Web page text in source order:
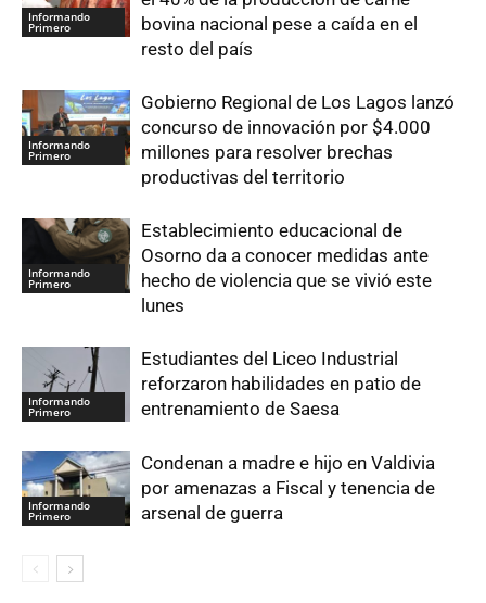
Informando
Primero
bovina nacional pese a caída en el
resto del país
Informando
Primero
Gobierno Regional de Los Lagos lanzó
concurso de innovación por $4.000
millones para resolver brechas
productivas del territorio
Informando
Primero
Establecimiento educacional de
Osorno da a conocer medidas ante
hecho de violencia que se vivió este
lunes
Informando
Primero
Estudiantes del Liceo Industrial
reforzaron habilidades en patio de
entrenamiento de Saesa
Informando
Primero
Condenan a madre e hijo en Valdivia
por amenazas a Fiscal y tenencia de
arsenal de guerra